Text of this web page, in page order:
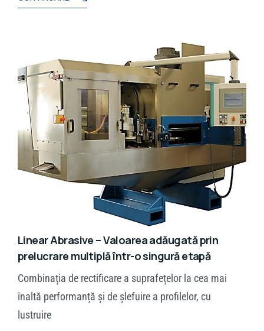
Linear Abrasive – Valoarea adăugată prin
prelucrare multiplă într-o singură etapă
Combinația de rectificare a suprafețelor la cea mai
înaltă performanță și de șlefuire a profilelor, cu
lustruire